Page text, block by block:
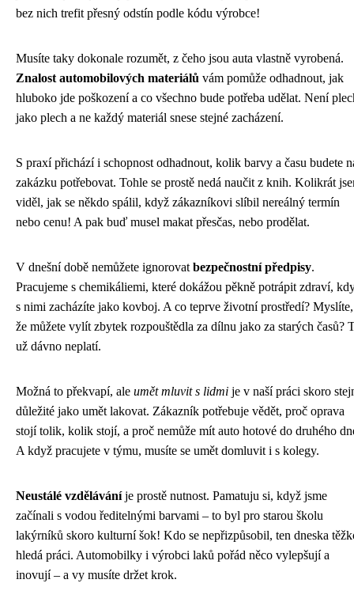
bez nich trefit přesný odstín podle kódu výrobce!
Musíte taky dokonale rozumět, z čeho jsou auta vlastně vyrobená.
Znalost automobilových materiálů vám pomůže odhadnout, jak
hluboko jde poškození a co všechno bude potřeba udělat. Není
jako plech a ne každý materiál snese stejné zacházení.
S praxí přichází i schopnost odhadnout, kolik barvy a času budete
zakázku potřebovat. Tohle se prostě nedá naučit z knih. Kolikrát
viděl, jak se někdo spálil, když zákazníkovi slíbil nereálný termín
nebo cenu! A pak buď musel makat přesčas, nebo prodělat.
V dnešní době nemůžete ignorovat bezpečnostní předpisy.
Pracujeme s chemikáliemi, které dokážou pěkně potrápit zdraví,
s nimi zacházíte jako kovboj. A co teprve životní prostředí? Myslíte,
že můžete vylít zbytek rozpouštědla za dílnu jako za starých časů?
už dávno neplatí.
Možná to překvapí, ale umět mluvit s lidmi je v naší práci skoro
důležité jako umět lakovat. Zákazník potřebuje vědět, proč oprava
stojí tolik, kolik stojí, a proč nemůže mít auto hotové do druhého
A když pracujete v týmu, musíte se umět domluvit i s kolegy.
Neustálé vzděláváníje prostě nutnost. Pamatuju si, když jsme
začínali s vodou ředitelnými barvami – to byl pro starou školu
lakýrníků skoro kulturní šok! Kdo se nepřizpůsobil, ten dneska
hledá práci. Automobilky i výrobci laků pořád něco vylepšují a
inovují – a vy musíte držet krok.